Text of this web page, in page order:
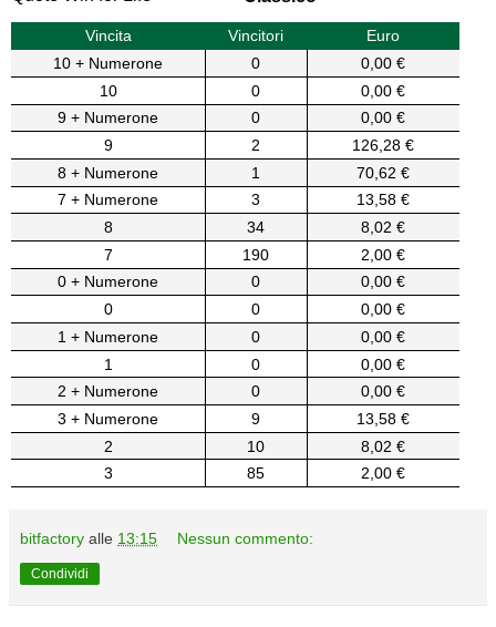
Vincita Vincitori
Euro
10 + Numerone
0
0,00 €
10
0
0,00 €
9 + Numerone
0
0,00 €
9
2
126,28 €
8 + Numerone
1
70,62 €
7 + Numerone
3
13,58 €
8
34
8,02 €
7
190
2,00 €
0 + Numerone
0
0,00 €
0
0
0,00 €
1 + Numerone
0
0,00 €
1
0
0,00 €
2 + Numerone
0
0,00 €
3 + Numerone
9
13,58 €
2
10
8,02 €
3
85 2,00 €
bitfactory alle 13:15 Nessun commento:
Condividi